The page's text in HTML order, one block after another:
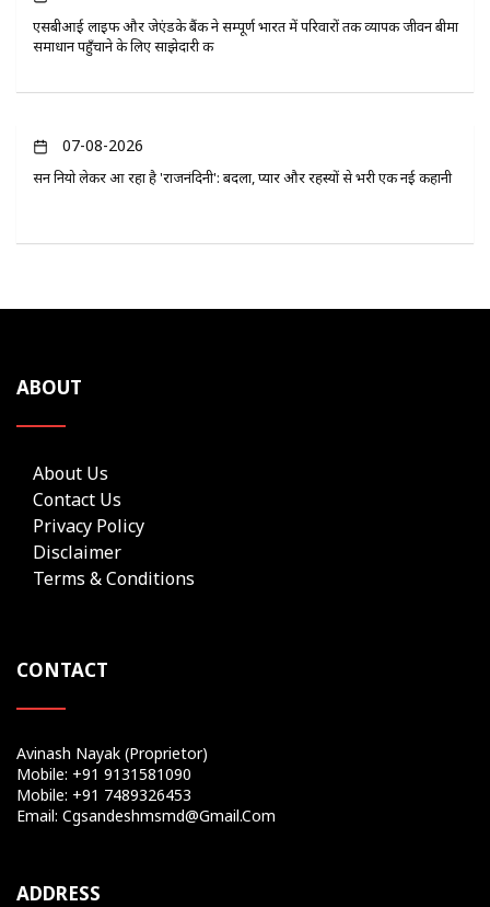
एसबीआई लाइफ और जेएंडके बैंक ने सम्पूर्ण भारत में परिवारों तक व्यापक जीवन बीमा
समाधान पहुँचाने के लिए साझेदारी की
07-08-2026
सन नियो लेकर आ रहा है 'राजनंदिनी': बदला, प्यार और रहस्यों से भरी एक नई कहानी
ABOUT
About Us
Contact Us
Privacy Policy
Disclaimer
Terms & Conditions
CONTACT
Avinash Nayak (Proprietor)
Mobile: +91 9131581090
Mobile: +91 7489326453
Email: Cgsandeshmsmd@gmail.com
ADDRESS